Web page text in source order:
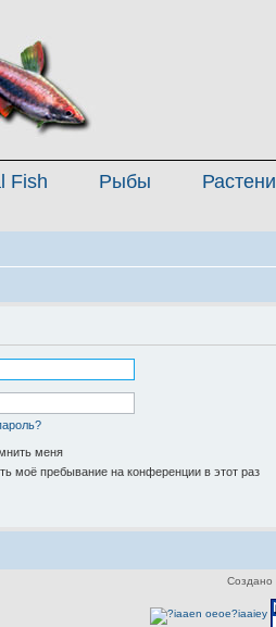
Fish Рыбы
меня
моё пребывание на конференции в этот раз
Создано